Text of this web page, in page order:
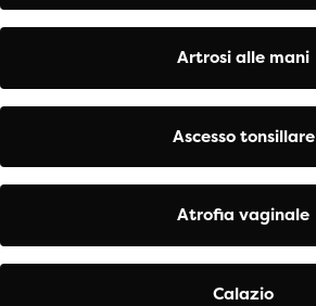
Artrosi alle mani
Ascesso tonsillare
Atrofia vaginale
Calazio